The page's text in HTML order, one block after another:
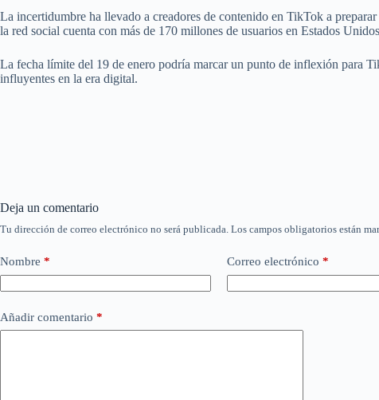
La incertidumbre ha llevado a creadores de contenido en TikTok a
la red social cuenta con más de 170 millones de usuarios en Estados
La fecha límite del 19 de enero podría marcar un punto de inflexión para
influyentes en la era digital.
Deja un comentario
Tu dirección de correo electrónico no será publicada. Los campos obligatorios están
Nombre * Correo electrónico *
Añadir comentario *